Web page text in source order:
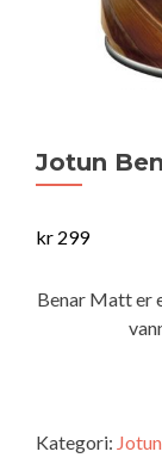
Jotun
kr 299
Benar Matt er
Kategori: